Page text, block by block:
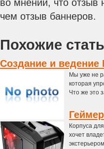
во мнении, что отзыв
чем отзыв баннеров.
Похожие
Создание и
Мы уже не
которая
Что же это
Корпуса
хочет